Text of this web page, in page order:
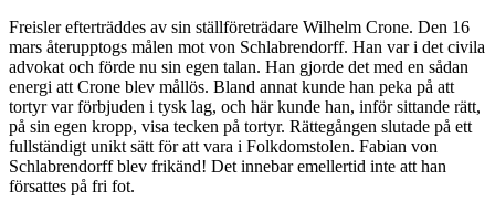
Freisler efterträddes av sin ställföreträdare Wilhelm Crone. Den 16
mars återupptogs målen mot von Schlabrendorff. Han var i det civila
advokat och förde nu sin egen talan. Han gjorde det med en sådan
energi att Crone blev mållös. Bland annat kunde han peka på att
tortyr var förbjuden i tysk lag, och här kunde han, inför sittande rätt,
på sin egen kropp, visa tecken på tortyr. Rättegången slutade på ett
fullständigt unikt sätt för att vara i Folkdomstolen. Fabian von
Schlabrendorff blev frikänd! Det innebar emellertid inte att han
försattes på fri fot.